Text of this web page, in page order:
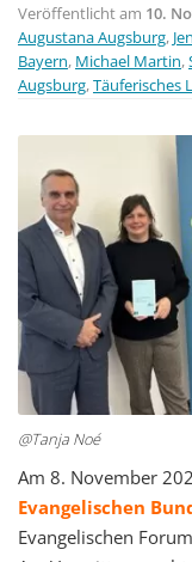
Veröffentlicht am 10.
Augustana Augsburg,
Bayern, Michael Martin,
Augsburg,Täuferisches
@Tanja Noé
Am 8. November
Evangelischen
Evangelischen